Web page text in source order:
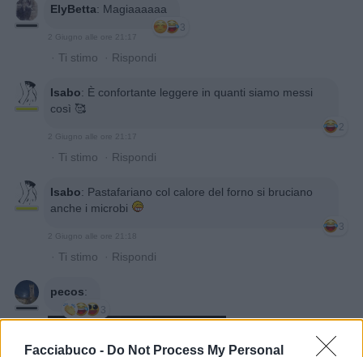
Facciabuco - Do Not Process My Personal
ElyBetta: Magiaaaaaa
3
2 Giugno alle ore 21:17
· Ti stimo · Rispondi
Isabo: È confortante leggere in quanti siamo messi
così 🥰
2
2 Giugno alle ore 21:17
· Ti stimo · Rispondi
Isabo: Pastafariano col calore del forno si bruciano
anche i microbi
3
2 Giugno alle ore 21:18
· Ti stimo · Rispondi
pecos:
3